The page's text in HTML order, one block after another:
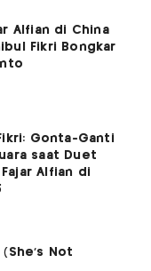
Alfian di China
Fikri Bongkar
Gonta-Ganti
saat Duet
Alfian di